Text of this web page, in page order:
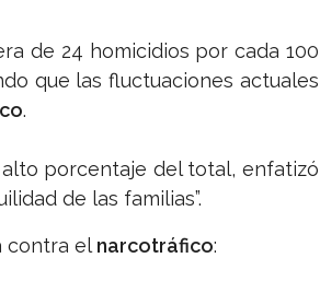
de 24 homicidios por cada 100
que las fluctuaciones actuales
.
porcentaje del total, enfatizó
de las familias”.
contra elnarcotráfico: